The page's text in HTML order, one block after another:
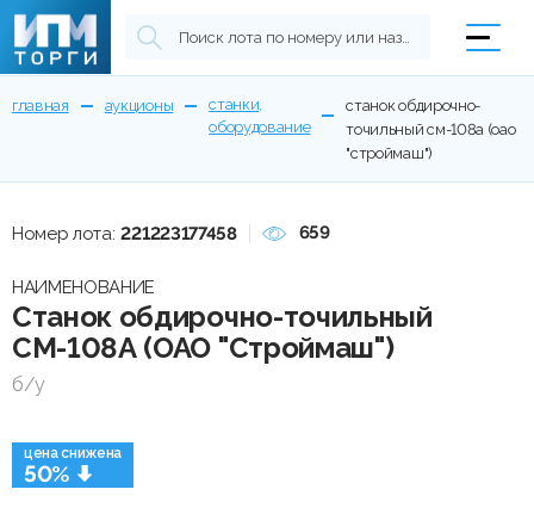
главная аукционы
станки,
оборудование
станок обдирочно-
точильный см-108а (оао
"строймаш")
цена снижена
50%
Номер лота: 221223177458 659
НАИМЕНОВАНИЕ
Станок обдирочно-точильный
СМ-108А (ОАО "Строймаш")
б/у